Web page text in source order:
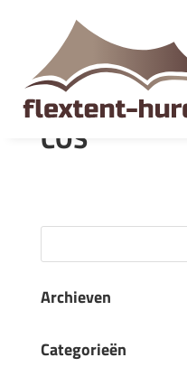
COS
Archieven
Categorieën